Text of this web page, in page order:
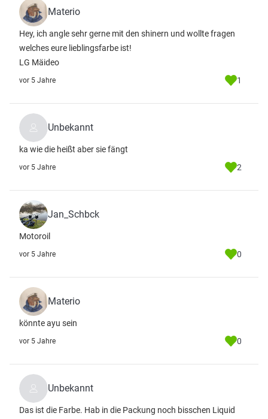
Materio
Hey, ich angle sehr gerne mit den shinern und wollte fragen
welches eure lieblingsfarbe ist!
LG Mäideo
vor 5 Jahre 1
Unbekannt
ka wie die heißt aber sie fängt
vor 5 Jahre 2
Jan_Schbck
Motoroil
vor 5 Jahre 0
Materio
könnte ayu sein
vor 5 Jahre 0
Unbekannt
Das ist die Farbe. Hab in die Packung noch bisschen Liquid